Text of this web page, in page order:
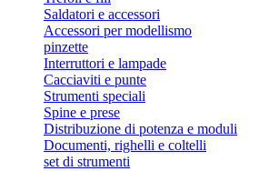
Saldatori e accessori
Accessori per modellismo
pinzette
Interruttori e lampade
Cacciaviti e punte
Strumenti speciali
Spine e prese
Distribuzione di potenza e moduli
Documenti, righelli e coltelli
set di strumenti